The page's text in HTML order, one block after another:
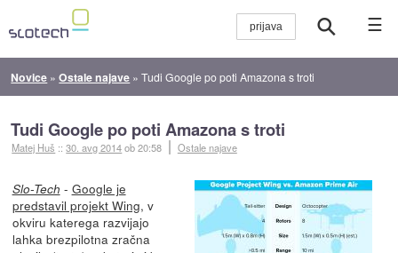
☰
Novice »Ostale najave »Tudi Google po poti Amazona s troti
Tudi Google po poti Amazona s troti
Matej Huš ::30. avg 2014ob 20:58 Ostale najave
Slo-Tech - Google je
predstavil projekt Wing, v
okviru katerega razvijajo
lahka brezpilotna zračna